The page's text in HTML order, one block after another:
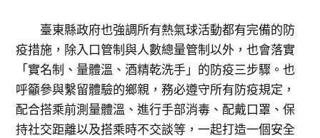
臺東縣政府也強調所有熱氣球活動都有完備的防
疫措施，除入口管制與人數總量管制以外，也會落實
「實名制、量體溫、酒精乾洗手」的防疫三步驟。也
呼籲參與繫留體驗的鄉親，務必遵守所有防疫規定，
配合搭乘前測量體溫、進行手部消毒、配戴口罩、保
持社交距離以及搭乘時不交談等，一起打造一個安全